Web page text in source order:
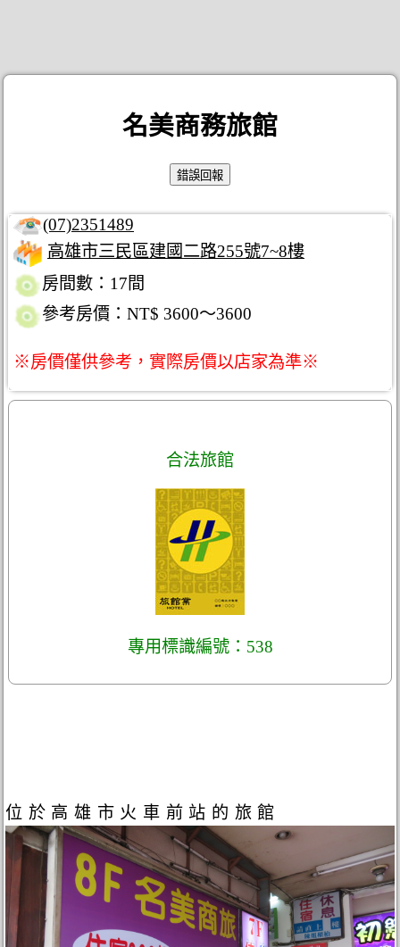
名美商務旅館
(07)2351489
高雄市三民區建國二路255號7~8樓
房間數：17間
參考房價：NT$ 3600～3600
※房價僅供參考，實際房價以店家為準※
合法旅館
專用標識編號：538
位於高雄市火車前站的旅館